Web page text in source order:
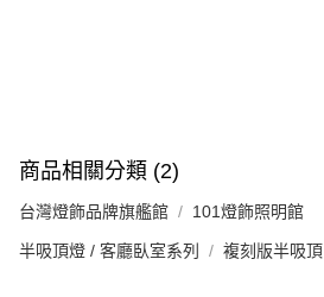
商品相關分類 (2)
台灣燈飾品牌旗艦館 101燈飾照明館
半吸頂燈 / 客廳臥室系列 複刻版半吸頂